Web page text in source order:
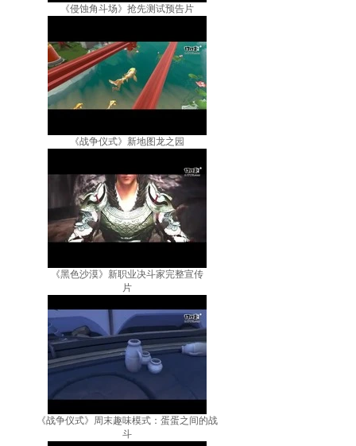
《侵蚀角斗场》抢先测试预告片
《战争仪式》新地图龙之园
《黑色沙漠》新职业决斗家完整宣传
片
《战争仪式》周末趣味模式：蛋蛋之间的战
斗